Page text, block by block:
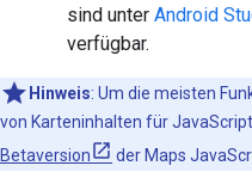
sind unter Android
verfügbar.
Hinweis: Um die meisten
von Karteninhalten für
Betaversion
der Maps